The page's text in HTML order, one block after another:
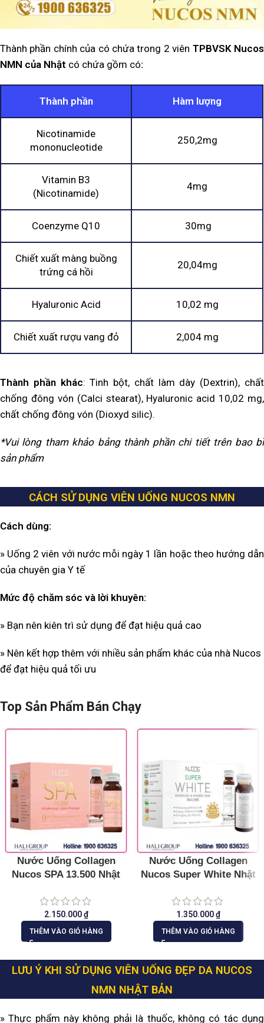
Thành phần chính của có chứa trong 2 viên TPBVSK Nucos
NMN của Nhật có chứa gồm có:
Thành phần Hàm lượng
Nicotinamide
mononucleotide
250,2mg
Vitamin B3
(Nicotinamide)
4mg
Coenzyme Q10 30mg
Chiết xuất màng buồng
trứng cá hồi
20,04mg
Hyaluronic Acid 10,02 mg
Chiết xuất rượu vang đỏ 2,004 mg
Thành phần khác: Tinh bột, chất làm dày (Dextrin), chất
chống đông vón (Calci stearat), Hyaluronic acid 10,02 mg,
chất chống đông vón (Dioxyd silic).
*Vui lòng tham khảo bảng thành phần chi tiết trên bao bì
sản phẩm
CÁCH SỬ DỤNG VIÊN UỐNG NUCOS NMN
Cách dùng:
» Uống 2 viên với nước mỗi ngày 1 lần hoặc theo hướng dẫn
của chuyên gia Y tế
Mức độ chăm sóc và lời khuyên:
» Bạn nên kiên trì sử dụng để đạt hiệu quả cao
» Nên kết hợp thêm với nhiều sản phẩm khác của nhà Nucos
để đạt hiệu quả tối ưu
Top Sản Phẩm Bán Chạy
Nước Uống Collagen
Nucos SPA 13.500 Nhật
2.150.000₫
THÊM VÀO GIỎ HÀNG
Nước Uống Collagen
Nucos Super White Nhật
1.350.000₫
THÊM VÀO GIỎ HÀNG
LƯU Ý KHI SỬ DỤNG VIÊN UỐNG ĐẸP DA NUCOS
NMN NHẬT BẢN
» Thực phẩm này không phải là thuốc, không có tác dụng